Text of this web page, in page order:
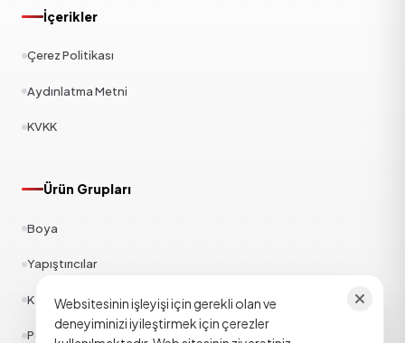
İçerikler
Çerez Politikası
Aydınlatma Metni
KVKK
Ürün Grupları
Boya
Yapıştırıcılar
Kauçuk
Polyester
Websitesinin işleyişi için gerekli olan ve
deneyiminizi iyileştirmek için çerezler